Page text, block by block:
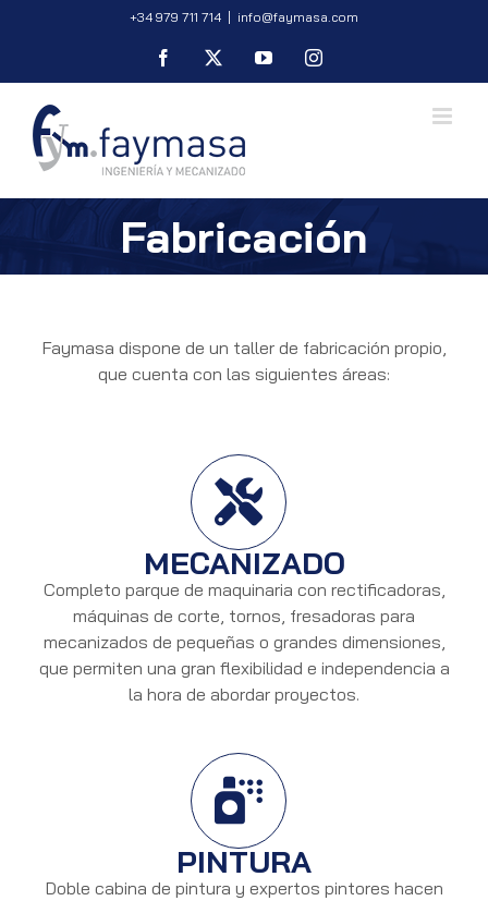
+34 979 711 714 info@faymasa.com
Facebook YouTubeInstagram
Fabricación
Faymasa dispone de un taller de fabricación propio,
que cuenta con las siguientes áreas:
MECANIZADO
Completo parque de maquinaria con rectificadoras,
máquinas de corte, tornos, fresadoras para
mecanizados de pequeñas o grandes dimensiones,
que permiten una gran flexibilidad e independencia a
la hora de abordar proyectos.
PINTURA
Doble cabina de pintura y expertos pintores hacen